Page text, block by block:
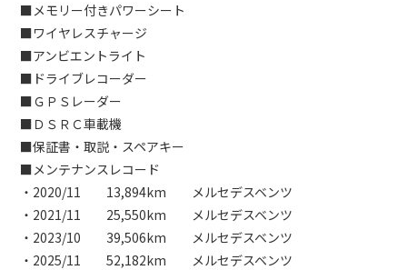
■メモリー付きパワーシート
■ワイヤレスチャージ
■アンビエントライト
■ドライブレコーダー
■ＧＰＳレーダー
■ＤＳＲＣ車載機
■保証書・取説・スペアキー
■メンテナンスレコード
・2020/11 13,894km メルセデスベンツ
・2021/11 25,550km メルセデスベンツ
・2023/10 39,506km メルセデスベンツ
・2025/11 52,182km メルセデスベンツ